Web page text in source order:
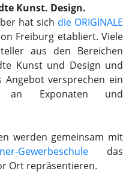
Kunst. Design.
hat sich die ORIGINALE
Freiburg etabliert. Viele
aus den Bereichen
Kunst und Design und
Angebot versprechen ein
an Exponaten und
werden gemeinsam mit
Gewerbeschuledas
Ort repräsentieren.